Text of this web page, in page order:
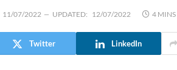
11/07/2022 UPDATED: 12/07/2022 4 MINS
Twitter LinkedIn